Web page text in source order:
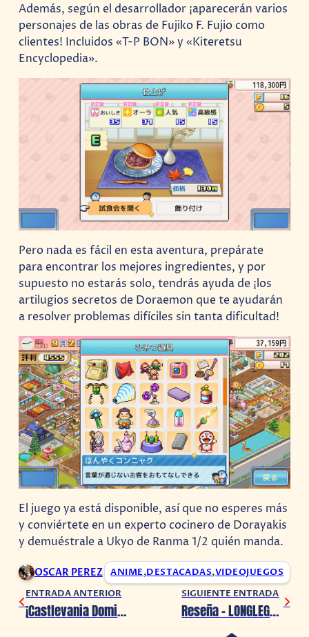
Además, según el desarrollador ¡aparecerán varios
personajes de las obras de Fujiko F. Fujio como
clientes! Incluidos «T-P BON» y «Kiteretsu
Encyclopedia».
Pero nada es fácil en esta aventura, prepárate
para encontrar los mejores ingredientes, y por
supuesto no estarás solo, tendrás ayuda de ¡los
artilugios secretos de Doraemon que te ayudarán
a resolver problemas difíciles sin tanta dificultad!
El juego ya está disponible, así que no esperes más
y conviértete en un experto cocinero de Dorayakis
y demuéstrale a Ukyo de Ranma 1/2 quién manda.
OSCAR PEREZ ANIME,DESTACADAS,VIDEOJUEGOS
ENTRADA ANTERIOR
¡Castlevania Dominus Collection ha sido anunciada!
SIGUIENTE ENTRADA
Reseña – LONGLEGS: Coleccionista de Almas